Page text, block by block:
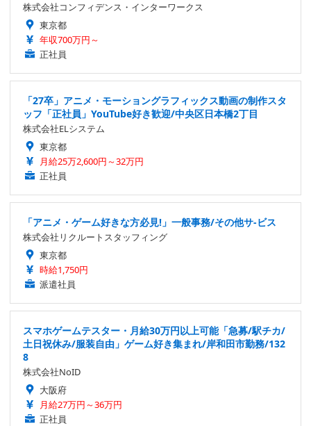
株式会社コンフィデンス・インターワークス
東京都
年収700万円～
正社員
「27卒」アニメ・モーショングラフィックス動画の制作スタ
ッフ「正社員」YouTube好き歓迎/中央区日本橋2丁目
株式会社ELシステム
東京都
月給25万2,600円～32万円
正社員
「アニメ・ゲーム好きな方必見!」一般事務/その他サ-ビス
株式会社リクルートスタッフィング
東京都
時給1,750円
派遣社員
スマホゲームテスター・月給30万円以上可能「急募/駅チカ/
土日祝休み/服装自由」ゲーム好き集まれ/岸和田市勤務/132
8
株式会社NoID
大阪府
月給27万円～36万円
正社員